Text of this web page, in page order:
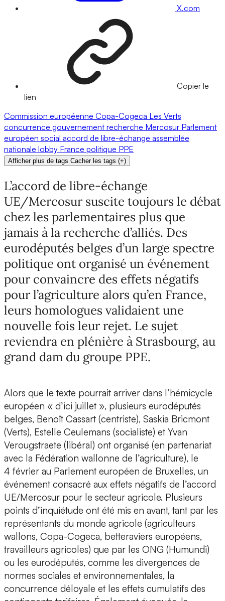
X.com
Copier le
lien
Commission européenne Copa-Cogeca Les Verts
concurrence gouvernement recherche Mercosur Parlement
européen social accord de libre-échange assemblée
nationale lobby France politique PPE
Afficher plus de tags Cacher les tags (+)
L’accord de libre-échange
UE/Mercosur suscite toujours le débat
chez les parlementaires plus que
jamais à la recherche d’alliés. Des
eurodéputés belges d’un large spectre
politique ont organisé un événement
pour convaincre des effets négatifs
pour l’agriculture alors qu’en France,
leurs homologues validaient une
nouvelle fois leur rejet. Le sujet
reviendra en plénière à Strasbourg, au
grand dam du groupe PPE.
Alors que le texte pourrait arriver dans l’hémicycle
européen « d’ici juillet », plusieurs eurodéputés
belges, Benoît Cassart (centriste), Saskia Bricmont
(Verts), Estelle Ceulemans (socialiste) et Yvan
Verougstraete (libéral) ont organisé (en partenariat
avec la Fédération wallonne de l’agriculture), le
4 février au Parlement européen de Bruxelles, un
événement consacré aux effets négatifs de l’accord
UE/Mercosur pour le secteur agricole. Plusieurs
points d’inquiétude ont été mis en avant, tant par les
représentants du monde agricole (agriculteurs
wallons, Copa-Cogeca, betteraviers européens,
travailleurs agricoles) que par les ONG (Humundi)
ou les eurodéputés, comme les divergences de
normes sociales et environnementales, la
concurrence déloyale et les effets cumulatifs des